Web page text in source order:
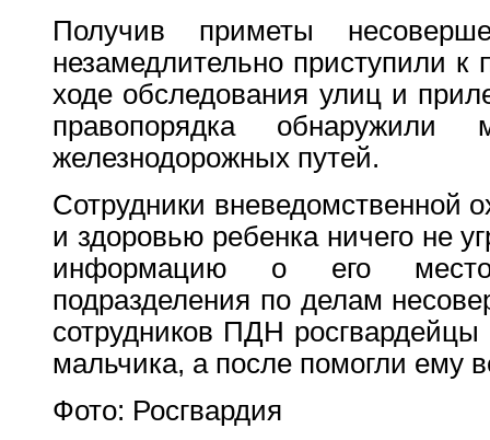
Получив приметы
незамедлительно приступили
ходе обследования улиц и
правопорядка обнаружили
железнодорожных путей.
Сотрудники вневедомственной
и здоровью ребенка ничего не
информацию о его
подразделения по делам
сотрудников ПДН росгвардейцы
мальчика, а после помогли ему
Фото: Росгвардия